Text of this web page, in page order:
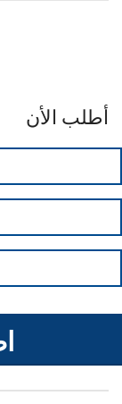
أطلب الأن